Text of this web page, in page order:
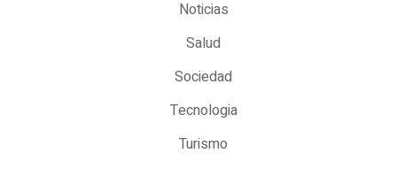
Noticias
Salud
Sociedad
Tecnologia
Turismo